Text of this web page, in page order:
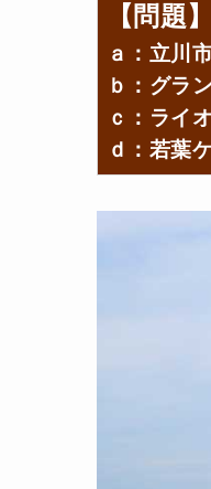
【問題
ａ：立川
ｂ：グラ
ｃ：ライ
ｄ：若葉